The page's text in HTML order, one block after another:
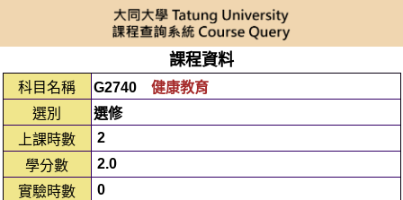
課程資料
科目名稱 G2740
健康教育
選別
選修
上課時數
2
學分數
2.0
實驗時數
0